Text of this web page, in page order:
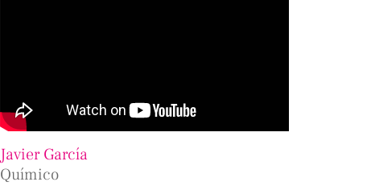
Javier García
Químico